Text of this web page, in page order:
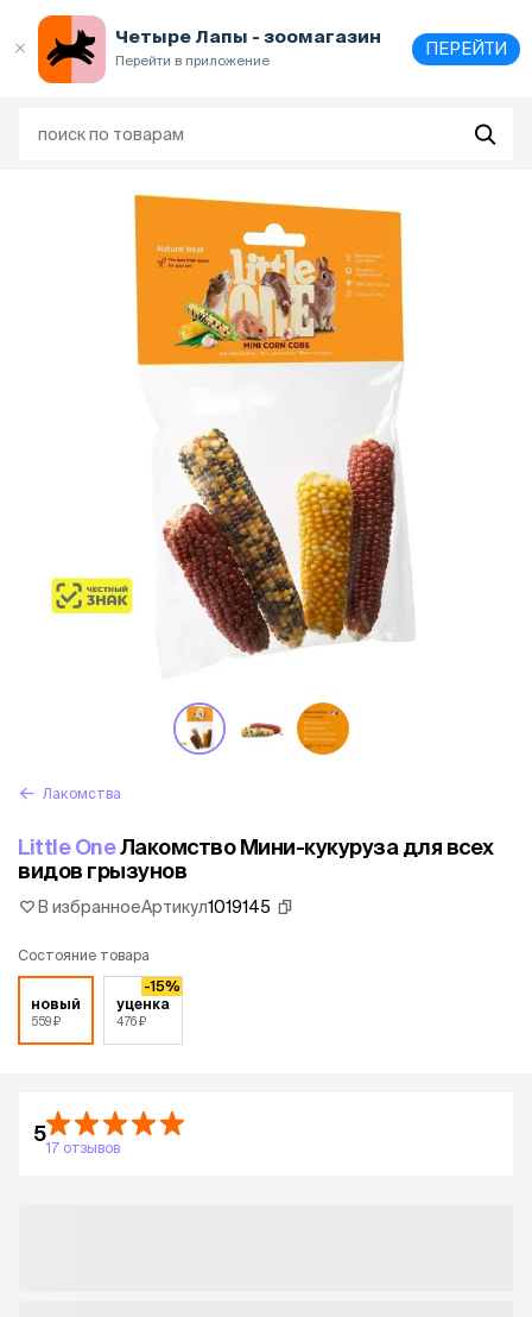
Четыре Лапы - зоомагазин
Перейти в приложение
ПЕРЕЙТИ
Лакомства
Little OneЛакомство Мини-кукуруза для всех
видов грызунов
В избранноеАртикул1019145
Состояние товара
новый
559 ₽
уценка
476 ₽
-15%
5
17 отзывов